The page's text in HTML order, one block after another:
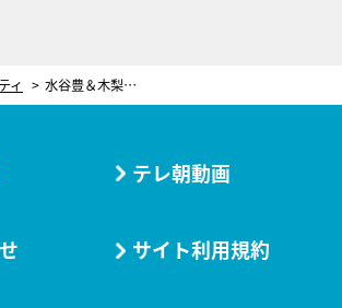
ィ 水谷豊＆木梨憲武、長野県松本を散策！“相棒対決”でとんでもないミラクル発生
テレ朝動画
サイト利用規約